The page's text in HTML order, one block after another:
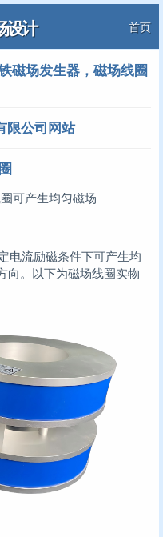
设计 首页
磁场发生器，磁场线圈
限公司网站
可产生均匀磁场
电流励磁条件下可产生均
向。以下为磁场线圈实物